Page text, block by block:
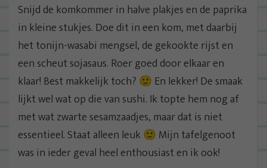
Snijd de komkommer in halve plakjes en de paprika
in kleine stukjes. Doe dit in een kom, met daarbij
het tonijn-wasabi mengsel, de gekookte rijst en
een scheut sojasaus. Roer goed door elkaar en
klaar! Best makkelijk toch? 🙂 En lekker! De smaak
lijkt wel wat op die van sushi. Ik topte hem nog af
met wat zwarte sesamzaadjes, maar dat is niet
essentieel. Staat alleen leuk 🙂 Mijn tafelgenoot
was in ieder geval heel enthousiast en ik ook!